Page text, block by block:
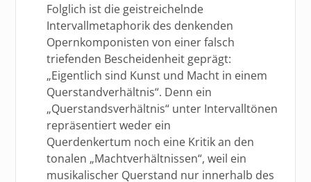
Folglich ist die geistreichelnde
Intervallmetaphorik des denkenden
Opernkomponisten von einer falsch
triefenden Bescheidenheit geprägt:
„Eigentlich sind Kunst und Macht in einem
Querstandverhältnis“. Denn ein
„Querstandsverhältnis“ unter Intervalltönen
repräsentiert weder ein
Querdenkertum noch eine Kritik an den
tonalen „Machtverhältnissen“, weil ein
musikalischer Querstand nur innerhalb des